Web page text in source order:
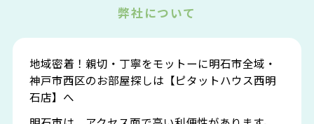
弊社について
地域密着！親切・丁寧をモットーに明石市全域・
神戸市西区のお部屋探しは【ピタットハウス西明
石店】へ